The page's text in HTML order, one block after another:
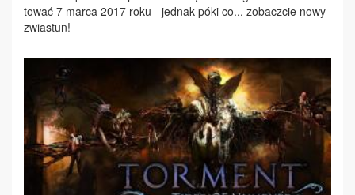
to­wać 7 mar­ca 2017 ro­ku - jed­nak pó­ki co... zo­bacz­cie no­wy
zwia­stun!